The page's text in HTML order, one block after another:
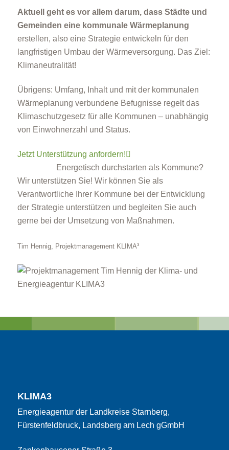
Aktuell geht es vor allem darum, dass Städte und
Gemeinden eine kommunale Wärmeplanung
erstellen, also eine Strategie entwickeln für den
langfristigen Umbau der Wärmeversorgung. Das Ziel:
Klimaneutralität!
Übrigens: Umfang, Inhalt und mit der kommunalen
Wärmeplanung verbundene Befugnisse regelt das
Klimaschutzgesetz für alle Kommunen – unabhängig
von Einwohnerzahl und Status.
Jetzt Unterstützung anfordern!
Energetisch durchstarten als Kommune?
Wir unterstützen Sie! Wir können Sie als
Verantwortliche Ihrer Kommune bei der Entwicklung
der Strategie unterstützen und begleiten Sie auch
gerne bei der Umsetzung von Maßnahmen.
Tim Hennig, Projektmanagement KLIMA³
KLIMA3
Energieagentur der Landkreise Starnberg,
Fürstenfeldbruck, Landsberg am Lech gGmbH